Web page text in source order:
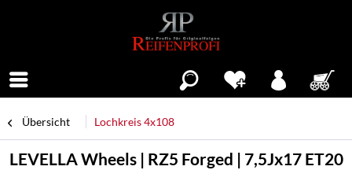
Übersicht Lochkreis 4x108
LEVELLA Wheels | RZ5 Forged | 7,5Jx17 ET20